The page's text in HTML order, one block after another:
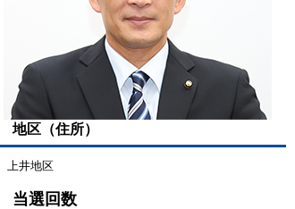
地区（住所）
上井地区
当選回数